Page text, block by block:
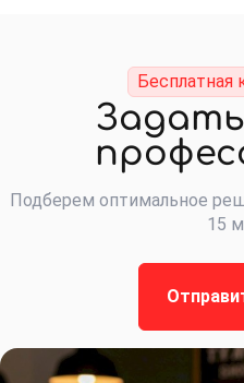
Бесплатная
Подберем оптимальное
15